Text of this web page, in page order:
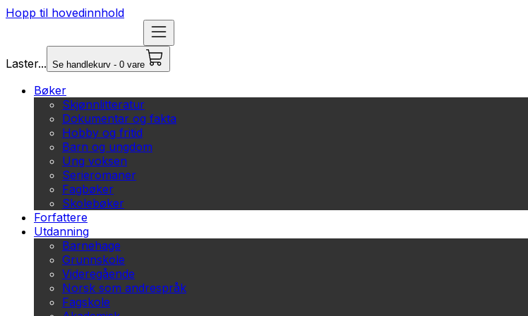
Hopp til hovedinnhold
Laster... Se handlekurv - 0 vare
Bøker
Skjønnlitteratur
Dokumentar og fakta
Hobby og fritid
Barn og ungdom
Ung voksen
Serieromaner
Fagbøker
Skolebøker
Forfattere
Utdanning
Barnehage
Grunnskole
Videregående
Norsk som andrespråk
Fagskole